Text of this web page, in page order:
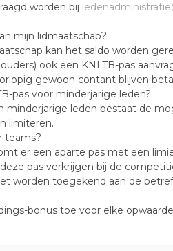
worden bij
mijn lidmaatschap?
kan het saldo worden
ook een KNLTB-pas
gewoon contant blijven
pas voor minderjarige leden?
minderjarige leden bestaat de
limiteren.
teams?
er een aparte pas met een
pas verkrijgen bij de
worden toegekend aan de
bonus toe voor elke